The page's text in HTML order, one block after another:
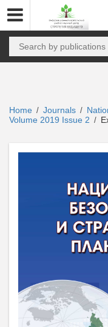
Home / Journals /
Volume 2019 Issue 2 /